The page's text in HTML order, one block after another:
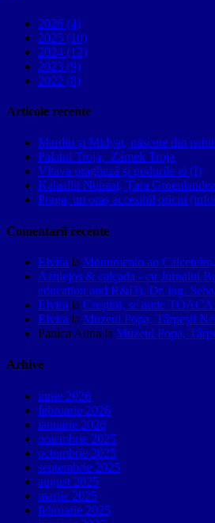
2026 (4)
2025 (10)
2024 (12)
2023 (9)
2022 (8)
Articole recente
Mardin și Midyat, născute din
Palatul Troja, Zámek Troja
Vltava pragheză și podurile ei (I)
Kalaallit Nunaat, Țara
Praga, un oraș accesibil oricui
Comentarii recente
Elvira la Monumento ao
Azulejos & calçada - cu Jurnalul
education and R&D). Dr. ing.
Elvira la Creştini, se aude TOACA
Elvira la Muzeul Popa, Târpeşti
Panica Alina la Muzeul Popa,
Arhive
iunie 2026
februarie 2026
ianuarie 2026
noiembrie 2025
octombrie 2025
septembrie 2025
august 2025
martie 2025
februarie 2025